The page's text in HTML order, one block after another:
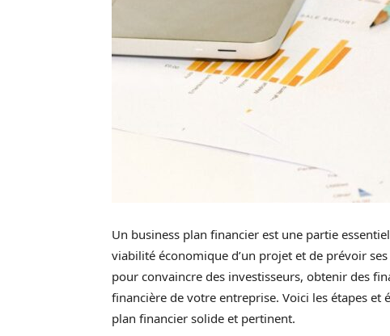
Un business plan financier est une partie
viabilité économique d’un projet et de prévoir
pour convaincre des investisseurs, obtenir des
financière de votre entreprise. Voici les étapes
plan financier solide et pertinent.